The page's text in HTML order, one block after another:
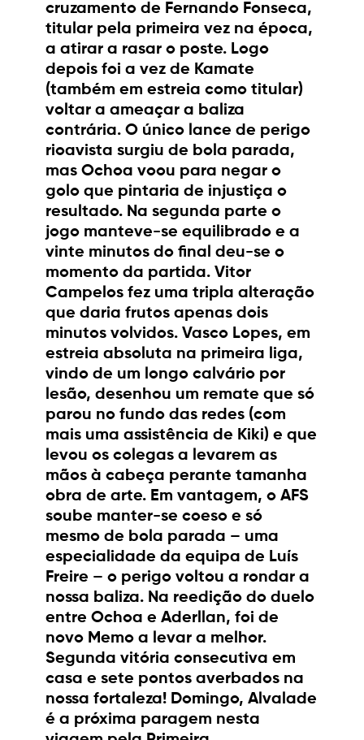
cruzamento de Fernando Fonseca,
titular pela primeira vez na época,
a atirar a rasar o poste. Logo
depois foi a vez de Kamate
(também em estreia como titular)
voltar a ameaçar a baliza
contrária. O único lance de perigo
rioavista surgiu de bola parada,
mas Ochoa voou para negar o
golo que pintaria de injustiça o
resultado. Na segunda parte o
jogo manteve-se equilibrado e a
vinte minutos do final deu-se o
momento da partida. Vitor
Campelos fez uma tripla alteração
que daria frutos apenas dois
minutos volvidos. Vasco Lopes, em
estreia absoluta na primeira liga,
vindo de um longo calvário por
lesão, desenhou um remate que só
parou no fundo das redes (com
mais uma assistência de Kiki) e que
levou os colegas a levarem as
mãos à cabeça perante tamanha
obra de arte. Em vantagem, o AFS
soube manter-se coeso e só
mesmo de bola parada – uma
especialidade da equipa de Luís
Freire – o perigo voltou a rondar a
nossa baliza. Na reedição do duelo
entre Ochoa e Aderllan, foi de
novo Memo a levar a melhor.
Segunda vitória consecutiva em
casa e sete pontos averbados na
nossa fortaleza! Domingo, Alvalade
é a próxima paragem nesta